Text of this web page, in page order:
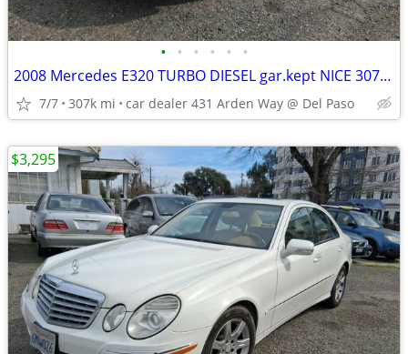
• • • • • •
2008 Mercedes E320 TURBO DIESEL gar.kept NICE 307k 12 MORE GREAT DEALS
7/7 307k mi car dealer 431 Arden Way @ Del Paso
$3,295